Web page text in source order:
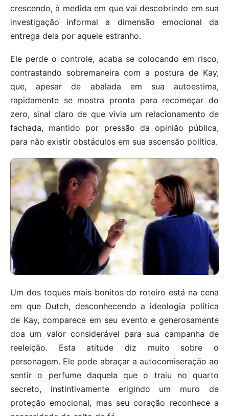
crescendo, à medida em que vai descobrindo em sua
investigação informal a dimensão emocional da
entrega dela por aquele estranho.
Ele perde o controle, acaba se colocando em risco,
contrastando sobremaneira com a postura de Kay,
que, apesar de abalada em sua autoestima,
rapidamente se mostra pronta para recomeçar do
zero, sinal claro de que vivia um relacionamento de
fachada, mantido por pressão da opinião pública,
para não existir obstáculos em sua ascensão política.
Um dos toques mais bonitos do roteiro está na cena
em que Dutch, desconhecendo a ideologia política
de Kay, comparece em seu evento e generosamente
doa um valor considerável para sua campanha de
reeleição. Esta atitude diz muito sobre o
personagem. Ele pode abraçar a autocomiseração ao
sentir o perfume daquela que o traiu no quarto
secreto, instintivamente erigindo um muro de
proteção emocional, mas seu coração reconhece a